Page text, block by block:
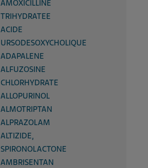
AMOXICILLINE
TRIHYDRATEE
ACIDE
URSODESOXYCHOLIQUE
ADAPALENE
ALFUZOSINE
CHLORHYDRATE
ALLOPURINOL
ALMOTRIPTAN
ALPRAZOLAM
ALTIZIDE,
SPIRONOLACTONE
AMBRISENTAN